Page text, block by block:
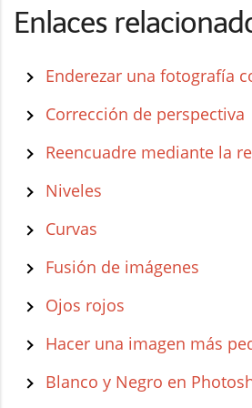
Enlaces
Enderezar una fotografía
Corrección de perspectiva
Reencuadre mediante la
Niveles
Curvas
Fusión de imágenes
Ojos rojos
Hacer una imagen más
Blanco y Negro en